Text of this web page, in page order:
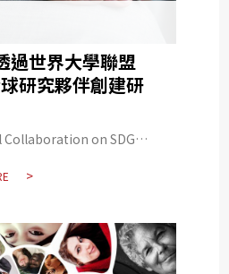
過世界大學聯盟
研究夥伴創建研
on SDG